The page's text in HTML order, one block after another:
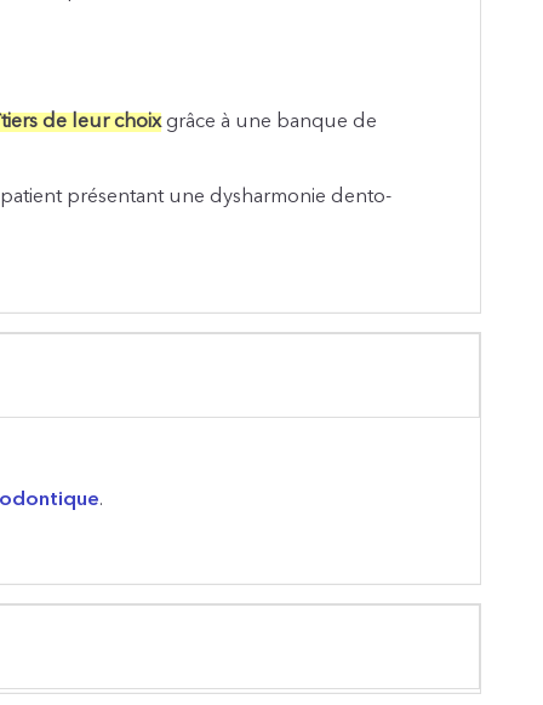
de leur choixgrâce à une banque de
présentant une dysharmonie dento-
.